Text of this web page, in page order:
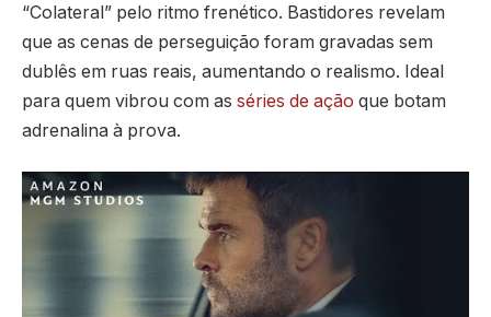
“Colateral” pelo ritmo frenético. Bastidores revelam
que as cenas de perseguição foram gravadas sem
dublês em ruas reais, aumentando o realismo. Ideal
para quem vibrou com as séries de ação que botam
adrenalina à prova.